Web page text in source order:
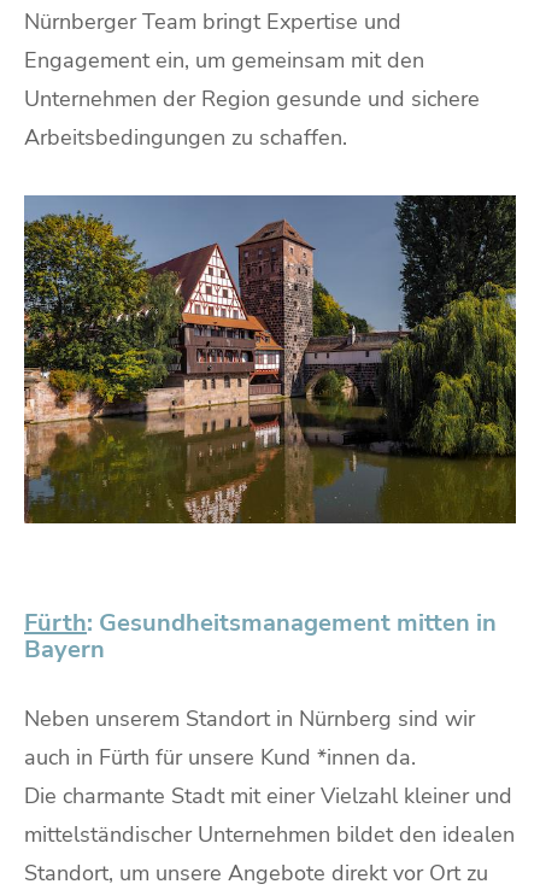
Nürnberger Team bringt Expertise und
Engagement ein, um gemeinsam mit den
Unternehmen der Region gesunde und sichere
Arbeitsbedingungen zu schaffen.
Fürth: Gesundheitsmanagement mitten in
Bayern
Neben unserem Standort in Nürnberg sind wir
auch in Fürth für unsere Kund *innen da.
Die charmante Stadt mit einer Vielzahl kleiner und
mittelständischer Unternehmen bildet den idealen
Standort, um unsere Angebote direkt vor Ort zu